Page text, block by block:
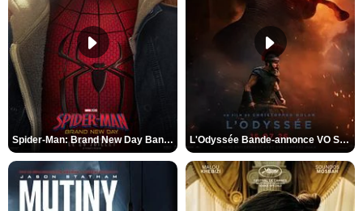
Spider-Man: Brand New Day Bande-annonce VO STFR L'Odyssée Bande-annonce VO STFR